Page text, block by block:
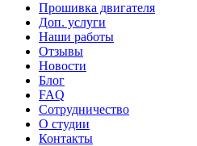
Прошивка двигателя
Доп. услуги
Наши работы
Отзывы
Новости
Блог
FAQ
Сотрудничество
О студии
Контакты